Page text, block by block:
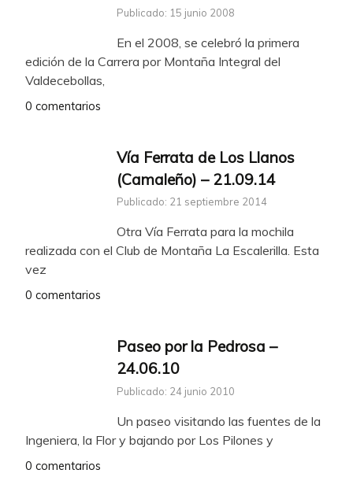
Publicado: 15 junio 2008
En el 2008, se celebró la primera
edición de la Carrera por Montaña Integral del
Valdecebollas,
0 comentarios
Vía Ferrata de Los Llanos
(Camaleño) – 21.09.14
Publicado: 21 septiembre 2014
Otra Vía Ferrata para la mochila
realizada con el Club de Montaña La Escalerilla. Esta
vez
0 comentarios
Paseo por la Pedrosa –
24.06.10
Publicado: 24 junio 2010
Un paseo visitando las fuentes de la
Ingeniera, la Flor y bajando por Los Pilones y
0 comentarios